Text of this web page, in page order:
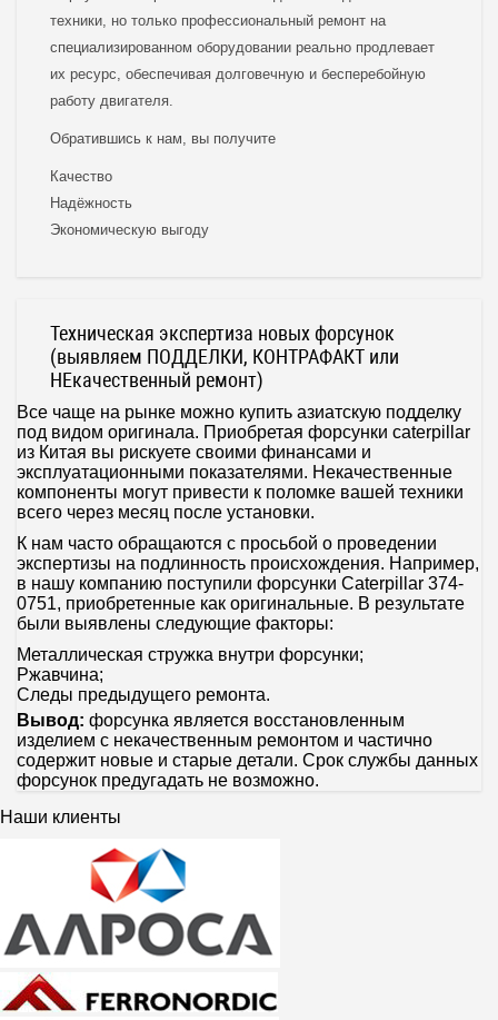
техники, но только профессиональный ремонт на
специализированном оборудовании реально продлевает
их ресурс, обеспечивая долговечную и бесперебойную
работу двигателя.
Обратившись к нам, вы получите
Качество
Надёжность
Экономическую выгоду
Техническая экспертиза новых форсунок
(выявляем ПОДДЕЛКИ, КОНТРАФАКТ или
НЕкачественный ремонт)
Все чаще на рынке можно купить азиатскую подделку
под видом оригинала. Приобретая форсунки caterpillar
из Китая вы рискуете своими финансами и
эксплуатационными показателями. Некачественные
компоненты могут привести к поломке вашей техники
всего через месяц после установки.
К нам часто обращаются с просьбой о проведении
экспертизы на подлинность происхождения. Например,
в нашу компанию поступили форсунки Caterpillar 374-
0751, приобретенные как оригинальные. В результате
были выявлены следующие факторы:
Металлическая стружка внутри форсунки;
Ржавчина;
Следы предыдущего ремонта.
Вывод: форсунка является восстановленным
изделием с некачественным ремонтом и частично
содержит новые и старые детали. Срок службы данных
форсунок предугадать не возможно.
Наши клиенты